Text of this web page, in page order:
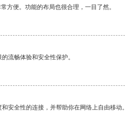
方便。功能的布局也很合理，一目了然。
流畅体验和安全性保护。
安全性的连接，并帮助你在网络上自由移动。